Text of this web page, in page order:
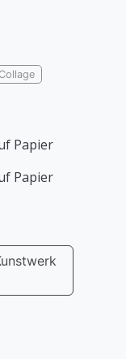
Collage
Papier
Papier